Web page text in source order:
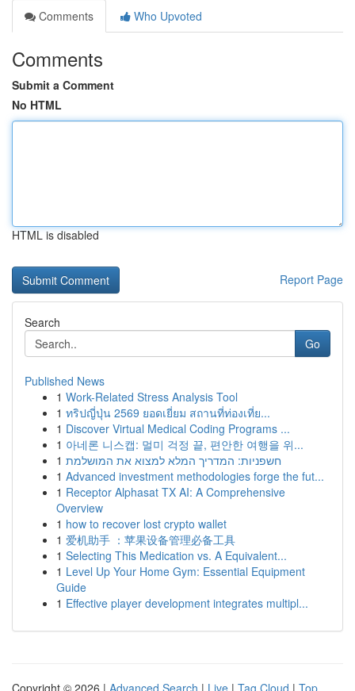
Comments
Who Upvoted
Comments
Submit a Comment
No HTML
HTML is disabled
Report Page
Search
Go
Published News
1 Work-Related Stress Analysis Tool
1 ทริปญี่ปุ่น 2569 ยอดเยี่ยม สถานที่ท่องเที่ย...
1 Discover Virtual Medical Coding Programs ...
1 아네론 니스캡: 멀미 걱정 끝, 편안한 여행을 위...
1 חשפניות: המדריך המלא למצוא את המושלמת
1 Advanced investment methodologies forge the fut...
1 Receptor Alphasat TX AI: A Comprehensive
Overview
1 how to recover lost crypto wallet
1 爱机助手 ：苹果设备管理必备工具
1 Selecting This Medication vs. A Equivalent...
1 Level Up Your Home Gym: Essential Equipment
Guide
1 Effective player development integrates multipl...
Copyright © 2026 | Advanced Search | Live | Tag Cloud | Top